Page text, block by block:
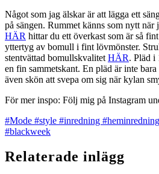
Något som jag älskar är att lägga ett
på sängen. Rummet känns som nytt när
HÄR hittar du ett överkast som är så
yttertyg av bomull i fint lövmönster.
stentvättad bomullskvalitet HÄR. Pläd i
en fin sammetskant. En pläd är inte
även skön att svepa om sig när kylan
För mer inspo: Följ mig på Instagram
#Mode #style #inredning #heminredning
#blackweek
Relaterade inlägg